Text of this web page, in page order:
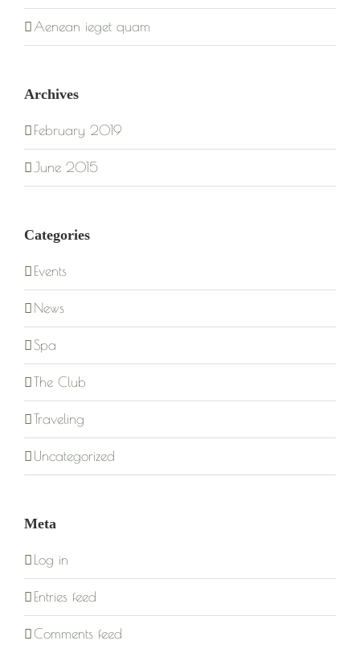
Aenean ieget quam
Archives
February 2019
June 2015
Categories
Events
News
Spa
The Club
Traveling
Uncategorized
Meta
Log in
Entries feed
Comments feed